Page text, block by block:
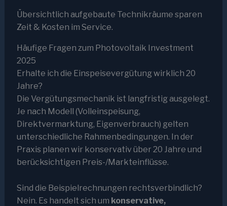
Übersichtlich aufgebaute Technikräume sparen
Zeit & Kosten im Service.
Häufige Fragen zum Photovoltaik Investment
2025
Erhalte ich die Einspeisevergütung wirklich 20
Jahre?
Die Vergütungsmechanik ist langfristig ausgelegt.
Je nach Modell (Volleinspeisung,
Direktvermarktung, Eigenverbrauch) gelten
unterschiedliche Rahmenbedingungen. In der
Praxis planen wir konservativ über 20 Jahre und
berücksichtigen Preis-/Markteinflüsse.
Sind die Beispielrechnungen rechtsverbindlich?
Nein. Es handelt sich um konservative,